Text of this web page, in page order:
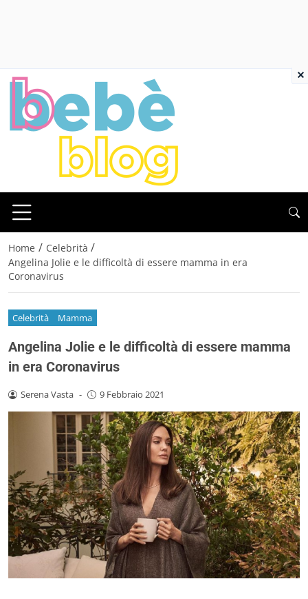
Home / Celebrità /
Angelina Jolie e le difficoltà di essere mamma in era
Coronavirus
Celebrità Mamma
Angelina Jolie e le difficoltà di essere mamma
in era Coronavirus
Serena Vasta - 9 Febbraio 2021
×